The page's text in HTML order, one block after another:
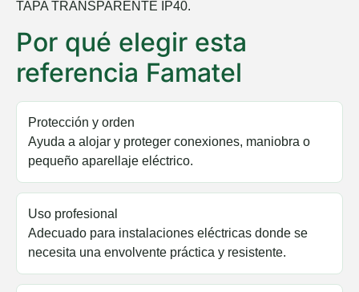
TAPA TRANSPARENTE IP40.
Por qué elegir esta
referencia Famatel
Protección y orden
Ayuda a alojar y proteger conexiones, maniobra o
pequeño aparellaje eléctrico.
Uso profesional
Adecuado para instalaciones eléctricas donde se
necesita una envolvente práctica y resistente.
Email